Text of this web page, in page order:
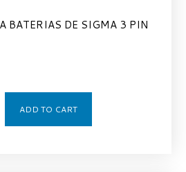
BATERIAS DE SIGMA 3 PIN
ADD TO CART